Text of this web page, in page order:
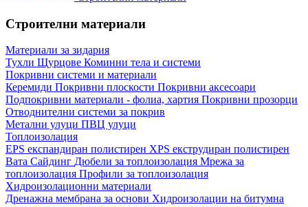
Строителни материали
Материали за зидария
Тухли Щурцове Коминни тела и системи
Покривни системи и материали
Керемиди Покривни плоскости Покривни аксесоари
Подпокривни материали - фолиа, хартия Покривни прозорци
Отводнителни системи за покрив
Метални улуци ПВЦ улуци
Топлоизолация
EPS експандиран полистирен XPS екструдиран полистирен
Вата Сайдинг Дюбели за топлоизолация Мрежа за
топлоизолация Профили за топлоизолация
Хидроизолационни материали
Дренажна мембрана за основи Хидроизолации на битумна